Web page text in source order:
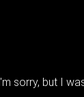
I'm sorry, but I